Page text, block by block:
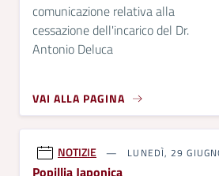
comunicazione relativa alla
cessazione dell'incarico del Dr.
Antonio Deluca
VAI ALLA PAGINA
NOTIZIE LUNEDÌ, 29
Popillia Japonica